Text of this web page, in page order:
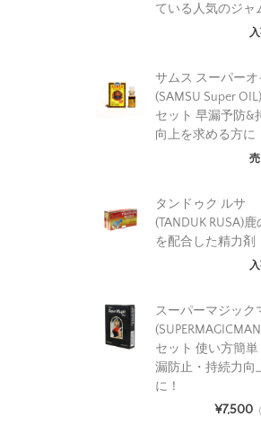
ている人気のジャ
サムス スーパーオ
(SAMSU Super
セット 早漏予防&
向上を求める方に
タンドゥク ルサ
(TANDUK RUSA)鹿
を配合した精力剤
スーパーマジック
セット 使い方簡
漏防止・持続力向
に！
¥7,500